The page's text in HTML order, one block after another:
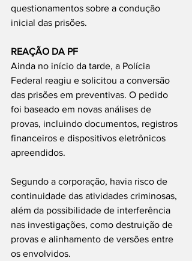
questionamentos sobre a condução
inicial das prisões.
REAÇÃO DA PF
Ainda no início da tarde, a Polícia
Federal reagiu e solicitou a conversão
das prisões em preventivas. O pedido
foi baseado em novas análises de
provas, incluindo documentos, registros
financeiros e dispositivos eletrônicos
apreendidos.
Segundo a corporação, havia risco de
continuidade das atividades criminosas,
além da possibilidade de interferência
nas investigações, como destruição de
provas e alinhamento de versões entre
os envolvidos.